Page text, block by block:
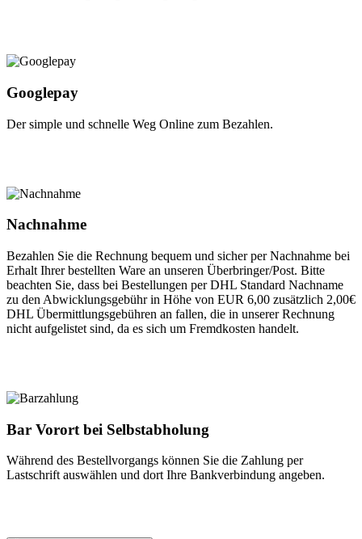
Googlepay
Der simple und schnelle Weg Online zum Bezahlen.
Nachnahme
Bezahlen Sie die Rechnung bequem und sicher per Nachnahme bei
Erhalt Ihrer bestellten Ware an unseren Überbringer/Post. Bitte
beachten Sie, dass bei Bestellungen per DHL Standard Nachname
zu den Abwicklungsgebühr in Höhe von EUR 6,00 zusätzlich 2,00€
DHL Übermittlungsgebühren an fallen, die in unserer Rechnung
nicht aufgelistet sind, da es sich um Fremdkosten handelt.
Bar Vorort bei Selbstabholung
Während des Bestellvorgangs können Sie die Zahlung per
Lastschrift auswählen und dort Ihre Bankverbindung angeben.